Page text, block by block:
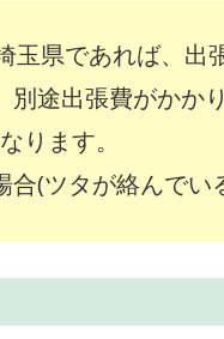
玉県であれば、出
途出張費がかかり
ります。
(ツタが絡んで